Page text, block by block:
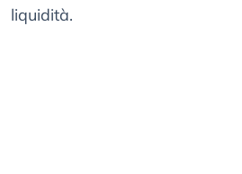
liquidità.